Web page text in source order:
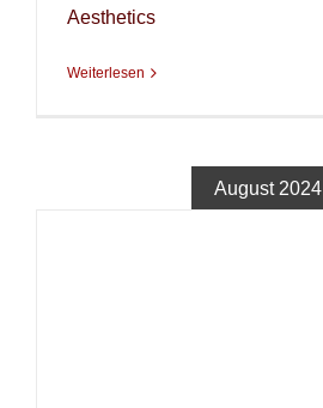
Aesthetics
Weiterlesen
August 2024